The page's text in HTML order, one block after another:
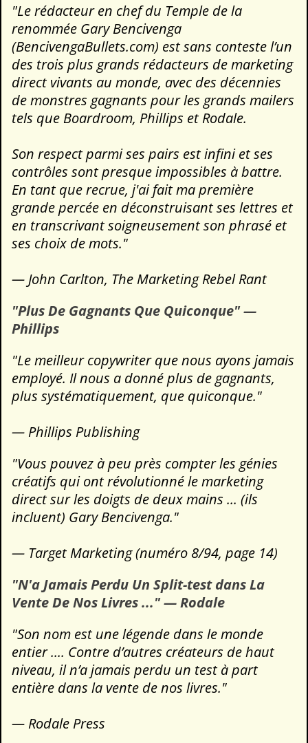
"Le rédacteur en chef du Temple de la
renommée Gary Bencivenga
(BencivengaBullets.com) est sans conteste l’un
des trois plus grands rédacteurs de marketing
direct vivants au monde, avec des décennies
de monstres gagnants pour les grands mailers
tels que Boardroom, Phillips et Rodale.
Son respect parmi ses pairs est infini et ses
contrôles sont presque impossibles à battre.
En tant que recrue, j'ai fait ma première
grande percée en déconstruisant ses lettres et
en transcrivant soigneusement son phrasé et
ses choix de mots."
— John Carlton, The Marketing Rebel Rant
"Plus De Gagnants Que Quiconque" —
Phillips
"Le meilleur copywriter que nous ayons jamais
employé. Il nous a donné plus de gagnants,
plus systématiquement, que quiconque."
— Phillips Publishing
"Vous pouvez à peu près compter les génies
créatifs qui ont révolutionné le marketing
direct sur les doigts de deux mains ... (ils
incluent) Gary Bencivenga."
— Target Marketing (numéro 8/94, page 14)
"N'a Jamais Perdu Un Split-test dans La
Vente De Nos Livres ..." — Rodale
"Son nom est une légende dans le monde
entier .... Contre d’autres créateurs de haut
niveau, il n’a jamais perdu un test à part
entière dans la vente de nos livres."
— Rodale Press